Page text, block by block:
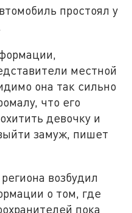
простоял у
местной
она так сильно
что его
девочку и
замуж, пишет
возбудил
о том, где
пока